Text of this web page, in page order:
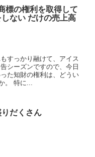
標の権利を取得して
しない だけの売上高
すっかり融けて、アイス
シーズンですので、今日
た知財の権利は、どうい
。 特に...
だくさん